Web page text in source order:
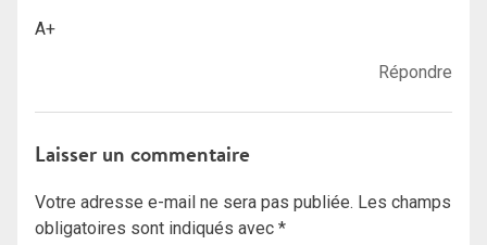
A+
Répondre
Laisser un commentaire
Votre adresse e-mail ne sera pas publiée. Les champs
obligatoires sont indiqués avec *